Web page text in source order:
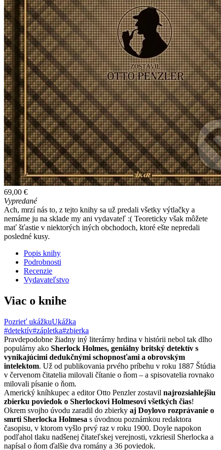
69,00 €
Vypredané
Ach, mrzí nás to, z tejto knihy sa už predali všetky výtlačky a
nemáme ju na sklade my ani vydavateľ :( Teoreticky však môžete
mať šťastie v niektorých iných obchodoch, ktoré ešte nepredali
posledné kusy.
Popis knihy
Podrobnosti
Recenzie
Vydavateľstvo
Viac o knihe
Pozrieť ukážkuUkážka
#detektív#zápletka#zbierka
Pravdepodobne žiadny iný literárny hrdina v histórii nebol tak dlho
populárny ako Sherlock Holmes, geniálny britský detektív s
vynikajúcimi dedukčnými schopnosťami a obrovským
intelektom. Už od publikovania prvého príbehu v roku 1887 Štúdia
v červenom čitatelia milovali čítanie o ňom – a spisovatelia rovnako
milovali písanie o ňom.
Americký kníhkupec a editor Otto Penzler zostavil najrozsiahlejšiu
zbierku poviedok o Sherlockovi Holmesovi všetkých čias!
Okrem svojho úvodu zaradil do zbierky aj Doylovo rozprávanie o
smrti Sherlocka Holmesa s úvodnou poznámkou redaktora
časopisu, v ktorom vyšlo prvý raz v roku 1900. Doyle napokon
podľahol tlaku nadšenej čitateľskej verejnosti, vzkriesil Sherlocka a
napísal o ňom ďalšie dva romány a 36 poviedok.